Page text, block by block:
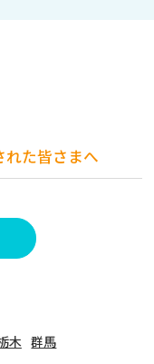
れた皆さまへ
木 群馬